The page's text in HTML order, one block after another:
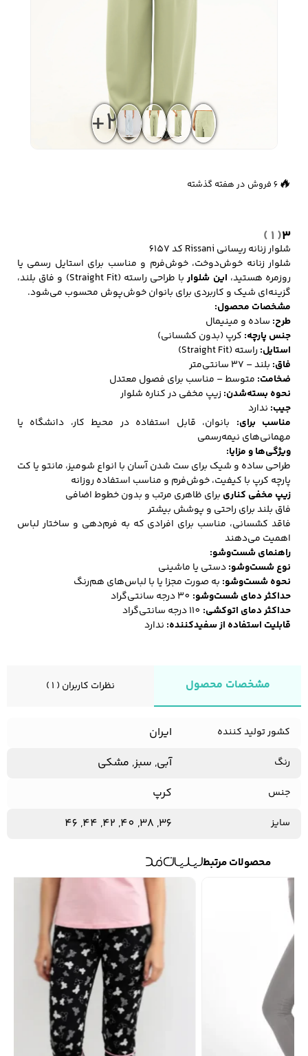
شلوارک مردانه
شلوار جین مردانه
شلوار پارچه ای
مردانه
کیف مردانه
کیف پول و جاکارتی
مردانه
کمربند مردانه
کفش مردانه
لباس زیر و راحتی
لباس زیر مردانه لباس راحتی مردانه
+2
3
( 1 )
شلوار زنانه ریسانی Rissani کد 6157
شلوار زنانه خوش‌دوخت، خوش‌فرم و مناسب برای استایل رسمی یا
روزمره هستید، این شلوار
با طراحی راسته (Straight Fit) و فاق بلند،
گزینه‌ای شیک و کاربردی برای بانوان خوش‌پوش محسوب می‌شود.
مشخصات محصول:
طرح: ساده و مینیمال
جنس پارچه: کرپ (بدون کشسانی)
استایل: راسته (Straight Fit)
فاق: بلند – 37 سانتی‌متر
ضخامت: متوسط – مناسب برای فصول معتدل
نحوه بسته‌شدن: زیپ مخفی در کناره شلوار
جیب: ندارد
مناسب برای: بانوان، قابل استفاده در محیط کار، دانشگاه یا
مهمانی‌های نیمه‌رسمی
ویژگی‌ها و مزایا:
طراحی ساده و شیک برای ست شدن آسان با انواع شومیز، مانتو یا کت
پارچه کرپ با کیفیت، خوش‌فرم و مناسب استفاده روزانه
زیپ مخفی کناری برای ظاهری مرتب و بدون خطوط اضافی
فاق بلند برای راحتی و پوشش بیشتر
فاقد کشسانی، مناسب برای افرادی که به فرم‌دهی و ساختار لباس
اهمیت می‌دهند
راهنمای شست‌وشو:
نوع شست‌وشو:دستی یا ماشینی
نحوه شست‌وشو: به صورت مجزا یا با لباس‌های هم‌رنگ
حداکثر دمای شست‌وشو:
حداکثر دمای اتوکشی:
قابلیت استفاده از سفیدکننده: ندارد
🔥 6 فروش در هفته گذشته
مشخصات محصول نظرات کاربران ( 1 )
کشور تولید کننده ایران
رنگ آبی, سبز, مشکی
جنس کرپ
سایز 36, 38, 40, 42, 44, 46
محصولات مرتبط